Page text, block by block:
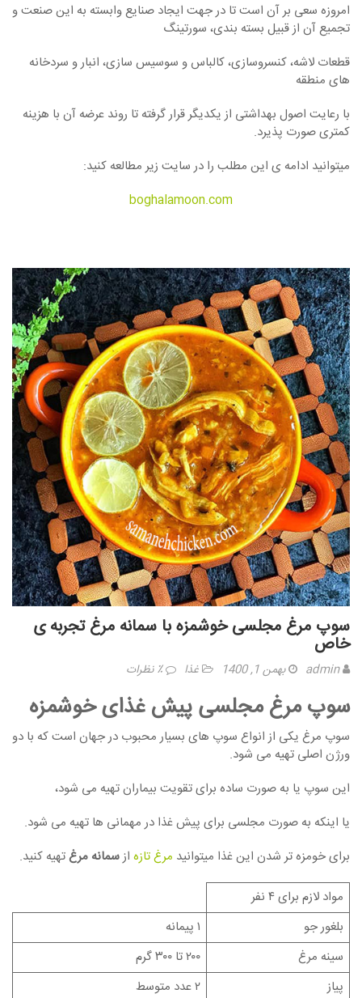
امروزه سعی بر آن است تا در جهت ایجاد صنایع وابسته به این صنعت و
تجميع آن از قبیل بسته بندی، سورتینگ
قطعات لاشه، کنسروسازی، کالباس و سوسیس سازی، انبار و سردخانه
های منطقه
با رعایت اصول بهداشتی از یکدیگر قرار گرفته تا روند عرضه آن با هزینه
کمتری صورت پذیرد.
میتوانید ادامه ی این مطلب را در سایت زیر مطالعه کنید:
boghalamoon.com
سوپ مرغ مجلسی خوشمزه با سمانه مرغ تجربه ی
خاص
admin بهمن 1, 1400 غذا ٪ نظرات
سوپ مرغ مجلسی پیش غذای خوشمزه
سوپ مرغ یکی از انواع سوپ های بسیار محبوب در جهان است که با دو
ورژن اصلی تهیه می شود.
این سوپ یا به صورت ساده برای تقویت بیماران تهیه می شود،
یا اینکه به صورت مجلسی برای پیش غذا در مهمانی ها تهیه می شود.
برای خومزه تر شدن این غذا میتوانید مرغ تازه ازسمانه مرغتهیه کنید.
مواد لازم برای ۴ نفر
بلغور جو
۱ پیمانه
سینه مرغ
۲۰۰ تا ۳۰۰ گرم
پیاز
۲ عدد متوسط